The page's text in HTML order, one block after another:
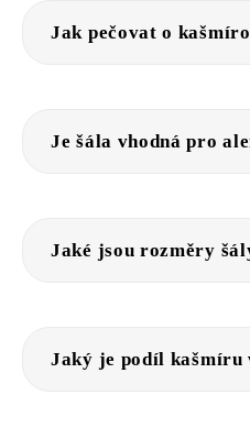
Jak pečovat o
Je šála vhodná pro
Jaké jsou rozměry
Jaký je podíl kašmíru